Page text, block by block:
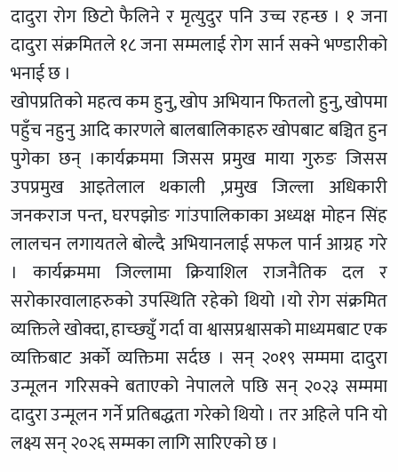
दादुरा रोग छिटो फैलिने र मृत्युदुर पनि उच्च रहन्छ । १ जना
दादुरा संक्रमितले १८ जना सम्मलाई रोग सार्न सक्ने भण्डारीको
भनाई छ ।
खोपप्रतिको महत्व कम हुनु, खोप अभियान फितलो हुनु, खोपमा
पहुँच नहुनु आदि कारणले बालबालिकाहरु खोपबाट बञ्चित हुन
पुगेका छन् ।कार्यक्रममा जिसस प्रमुख माया गुरुङ जिसस
उपप्रमुख आइतेलाल थकाली ,प्रमुख जिल्ला अधिकारी
जनकराज पन्त, घरपझोङ गांउपालिकाका अध्यक्ष मोहन सिंह
लालचन लगायतले बोल्दै अभियानलाई सफल पार्न आग्रह गरे
। कार्यक्रममा जिल्लामा क्रियाशिल राजनैतिक दल र
सरोकारवालाहरुको उपस्थिति रहेको थियो ।यो रोग संक्रमित
व्यक्तिले खोक्दा, हाच्छ्युँ गर्दा वा श्वासप्रश्वासको माध्यमबाट एक
व्यक्तिबाट अर्को व्यक्तिमा सर्दछ । सन् २०१९ सम्ममा दादुरा
उन्मूलन गरिसक्ने बताएको नेपालले पछि सन् २०२३ सम्ममा
दादुरा उन्मूलन गर्ने प्रतिबद्धता गरेको थियो । तर अहिले पनि यो
लक्ष्य सन् २०२६ सम्मका लागि सारिएको छ ।